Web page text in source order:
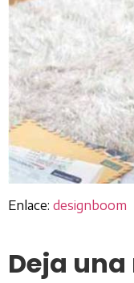
Enlace: designboom
Deja